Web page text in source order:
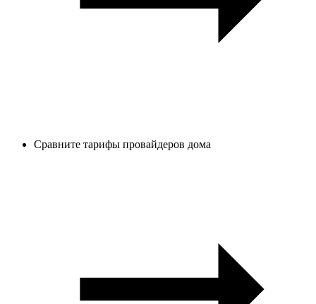
Сравните тарифы провайдеров дома